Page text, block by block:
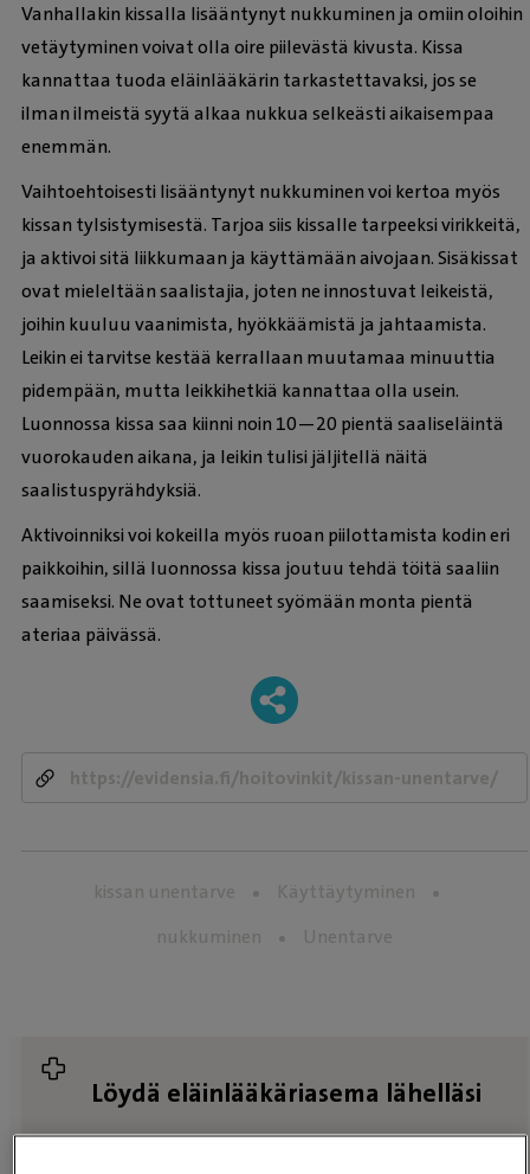
Vanhallakin kissalla lisääntynyt nukkuminen ja omiin oloihin
vetäytyminen voivat olla oire piilevästä kivusta. Kissa
kannattaa tuoda eläinlääkärin tarkastettavaksi, jos se
ilman ilmeistä syytä alkaa nukkua selkeästi aikaisempaa
enemmän.
Vaihtoehtoisesti lisääntynyt nukkuminen voi kertoa myös
kissan tylsistymisestä. Tarjoa siis kissalle tarpeeksi virikkeitä,
ja aktivoi sitä liikkumaan ja käyttämään aivojaan. Sisäkissat
ovat mieleltään saalistajia, joten ne innostuvat leikeistä,
joihin kuuluu vaanimista, hyökkäämistä ja jahtaamista.
Leikin ei tarvitse kestää kerrallaan muutamaa minuuttia
pidempään, mutta leikkihetkiä kannattaa olla usein.
Luonnossa kissa saa kiinni noin 10—20 pientä saaliseläintä
vuorokauden aikana, ja leikin tulisi jäljitellä näitä
saalistuspyrähdyksiä.
Aktivoinniksi voi kokeilla myös ruoan piilottamista kodin eri
paikkoihin, sillä luonnossa kissa joutuu tehdä töitä saaliin
saamiseksi. Ne ovat tottuneet syömään monta pientä
ateriaa päivässä.
-
kissan unentarve
Käyttäytyminen
nukkuminen
Unentarve
Löydä eläinlääkäriasema lähelläsi